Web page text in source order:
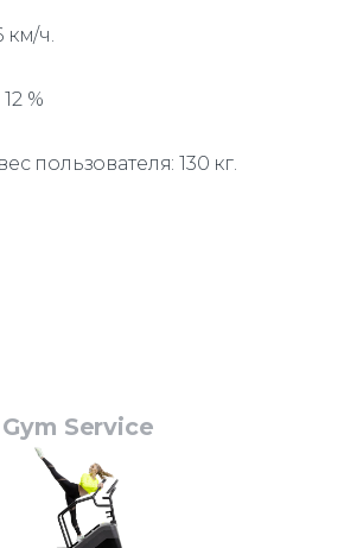
км/ч.
%
пользователя: 130 кг.
Gym Service